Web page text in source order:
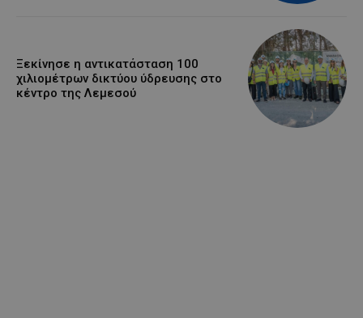
Ξεκίνησε η αντικατάσταση 100
χιλιομέτρων δικτύου ύδρευσης στο
κέντρο της Λεμεσού